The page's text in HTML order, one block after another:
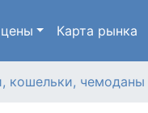
Карта рынка
кошельки, чемоданы